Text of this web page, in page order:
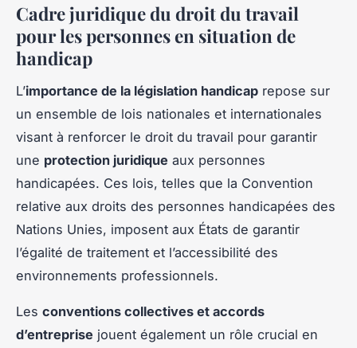
Cadre juridique du droit du travail
pour les personnes en situation de
handicap
L’importance de la législation handicap repose sur
un ensemble de lois nationales et internationales
visant à renforcer le droit du travail pour garantir
une protection juridique aux personnes
handicapées. Ces lois, telles que la Convention
relative aux droits des personnes handicapées des
Nations Unies, imposent aux États de garantir
l’égalité de traitement et l’accessibilité des
environnements professionnels.
Les conventions collectives et accords
d’entreprise jouent également un rôle crucial en